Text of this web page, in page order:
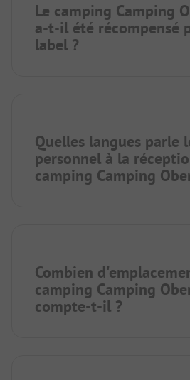
Le camping Camping
a-t-il été récompensé
label ?
Quelles langues parle
personnel à la
camping Camping
Combien
camping Camping
compte-t-il ?